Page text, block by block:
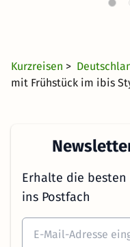
Kurzreisen >
mit Frühstück im ibis
Erhalte die
ins Postfach